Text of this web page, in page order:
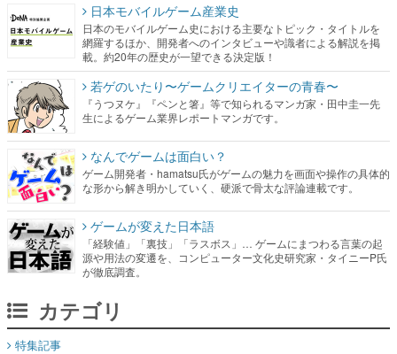
日本モバイルゲーム産業史
日本のモバイルゲーム史における主要なトピック・タイトルを
網羅するほか、開発者へのインタビューや識者による解説を掲
載。約20年の歴史が一望できる決定版！
若ゲのいたり〜ゲームクリエイターの青春〜
『うつヌケ』『ペンと箸』等で知られるマンガ家・田中圭一先
生によるゲーム業界レポートマンガです。
なんでゲームは面白い？
ゲーム開発者・hamatsu氏がゲームの魅力を画面や操作の具体的
な形から解き明かしていく、硬派で骨太な評論連載です。
ゲームが変えた日本語
「経験値」「裏技」「ラスボス」… ゲームにまつわる言葉の起
源や用法の変遷を、コンピューター文化史研究家・タイニーP氏
が徹底調査。
カテゴリ
特集記事